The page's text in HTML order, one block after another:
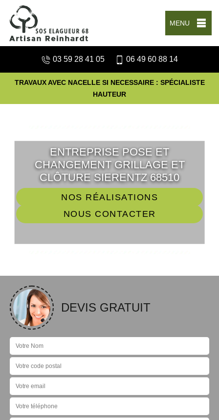
MENU
03 59 28 41 05 06 49 60 88 14
TRAVAUX AVEC NACELLE SI NECESSAIRE : SPÉCIALISTE
HAUTEUR
ENTREPRISE POSE ET
CHANGEMENT GRILLAGE ET
CLÔTURE SIERENTZ 68510
NOS RÉALISATIONS
NOUS CONTACTER
DEVIS GRATUIT